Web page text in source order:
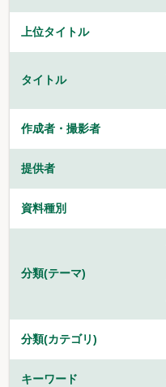
上位タイトル
タイトル
作成者・撮影者
提供者
資料種別
分類(テーマ)
分類(カテゴリ)
キーワード